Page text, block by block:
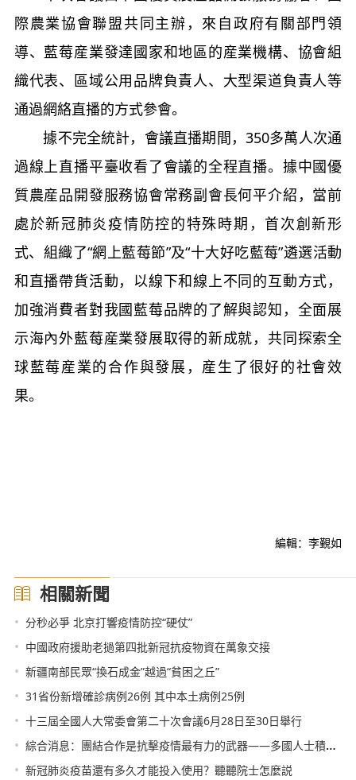
際農業協會聯盟共同主辦，來自政府有關部門領
導、藍莓産業發達國家和地區的産業機構、協會組
織代表、區域公用品牌負責人、大型渠道負責人等
通過網絡直播的方式參會。
據不完全統計，會議直播期間，350多萬人次通
過線上直播平臺收看了會議的全程直播。據中國優
質農産品開發服務協會常務副會長何平介紹，當前
處於新冠肺炎疫情防控的特殊時期，首次創新形
式、組織了“網上藍莓節”及“十大好吃藍莓”遴選活動
和直播帶貨活動，以線下和線上不同的互動方式，
加強消費者對我國藍莓品牌的了解與認知，全面展
示海內外藍莓産業發展取得的新成就，共同探索全
球藍莓産業的合作與發展，産生了很好的社會效
果。
編輯：李覲如
相關新聞
• 分秒必爭 北京打響疫情防控“硬仗”
• 中國政府援助老撾第四批新冠抗疫物資在萬象交接
• 新疆南部民眾“換石成金”越過“貧困之丘”
• 31省份新增確診病例26例 其中本土病例25例
• 十三屆全國人大常委會第二十次會議6月28日至30日舉行
• 綜合消息：團結合作是抗擊疫情最有力的武器——多國人士積極評價習近平主席在中非團結抗疫特別峰會上的主旨講話
• 新冠肺炎疫苗還有多久才能投入使用？聽聽院士怎麼説